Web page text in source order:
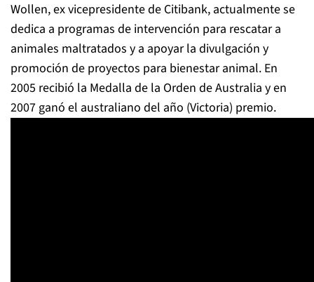
Wollen, ex vicepresidente de Citibank, actualmente se
dedica a programas de intervención para rescatar a
animales maltratados y a apoyar la divulgación y
promoción de proyectos para bienestar animal. En
2005 recibió la Medalla de la Orden de Australia y en
2007 ganó el australiano del año (Victoria) premio.